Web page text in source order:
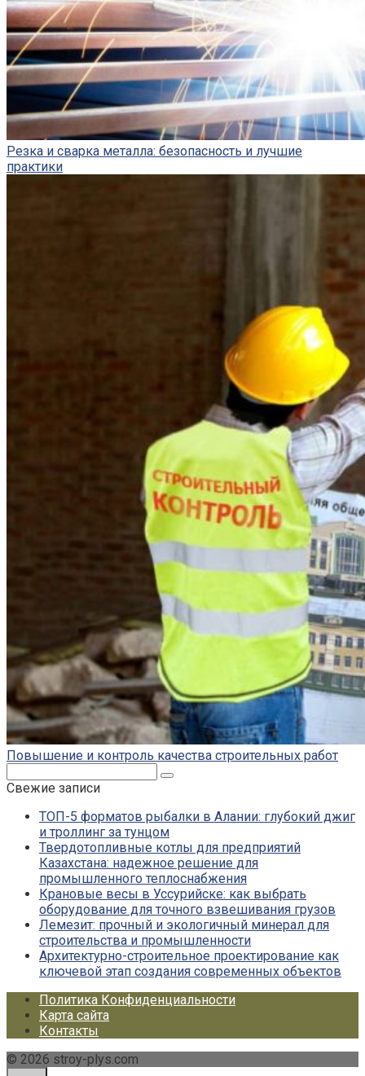
Резка и сварка металла: безопасность и лучшие
практики
Повышение и контроль качества строительных работ
Свежие записи
ТОП-5 форматов рыбалки в Алании: глубокий джиг
и троллинг за тунцом
Твердотопливные котлы для предприятий
Казахстана: надежное решение для
промышленного теплоснабжения
Крановые весы в Уссурийске: как выбрать
оборудование для точного взвешивания грузов
Лемезит: прочный и экологичный минерал для
строительства и промышленности
Архитектурно-строительное проектирование как
ключевой этап создания современных объектов
Политика Конфиденциальности
Карта сайта
Контакты
© 2026 stroy-plys.com